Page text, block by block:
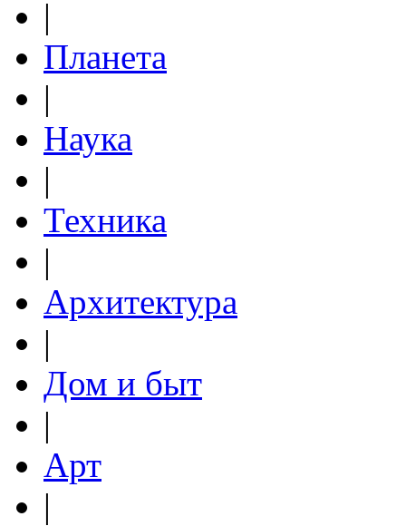
|
Планета
|
Наука
|
Техника
|
Архитектура
|
Дом и быт
|
Арт
|